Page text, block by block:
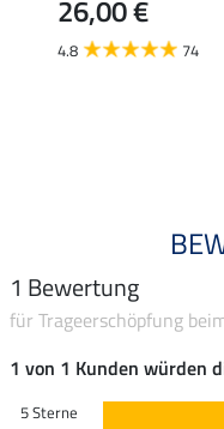
26,00 €
4.8 74
1 Bewertung
für Trageerschöpfung
1 von 1 Kunden würden
5 Sterne